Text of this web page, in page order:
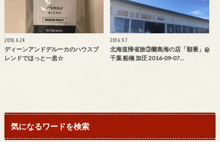
2018.6.24
ディーンアンドデルーカのハウスブ
レンドでほっと一息☆
2016.9.7
北海道帰省旅③蘭島海の店「順番」@
千葉 船橋 加圧 2016-09-07…
気になるワードを検索